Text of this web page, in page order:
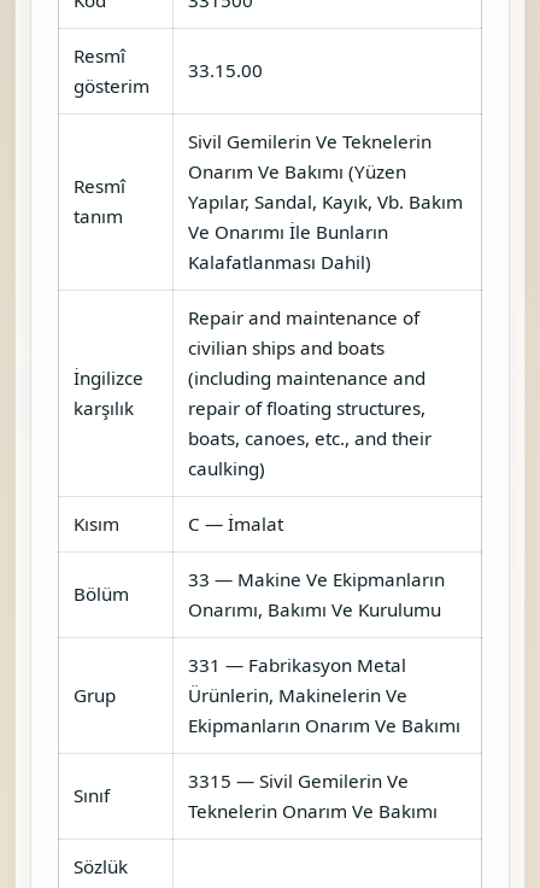
Resmî
gösterim
33.15.00
Resmî
tanım
Sivil Gemilerin Ve Teknelerin
Onarım Ve Bakımı (Yüzen
Yapılar, Sandal, Kayık, Vb. Bakım
Ve Onarımı İle Bunların
Kalafatlanması Dahil)
İngilizce
karşılık
Repair and maintenance of
civilian ships and boats
(including maintenance and
repair of floating structures,
boats, canoes, etc., and their
caulking)
Kısım C — İmalat
Bölüm
33 — Makine Ve Ekipmanların
Onarımı, Bakımı Ve Kurulumu
Grup
331 — Fabrikasyon Metal
Ürünlerin, Makinelerin Ve
Ekipmanların Onarım Ve Bakımı
Sınıf
3315 — Sivil Gemilerin Ve
Teknelerin Onarım Ve Bakımı
Sözlük